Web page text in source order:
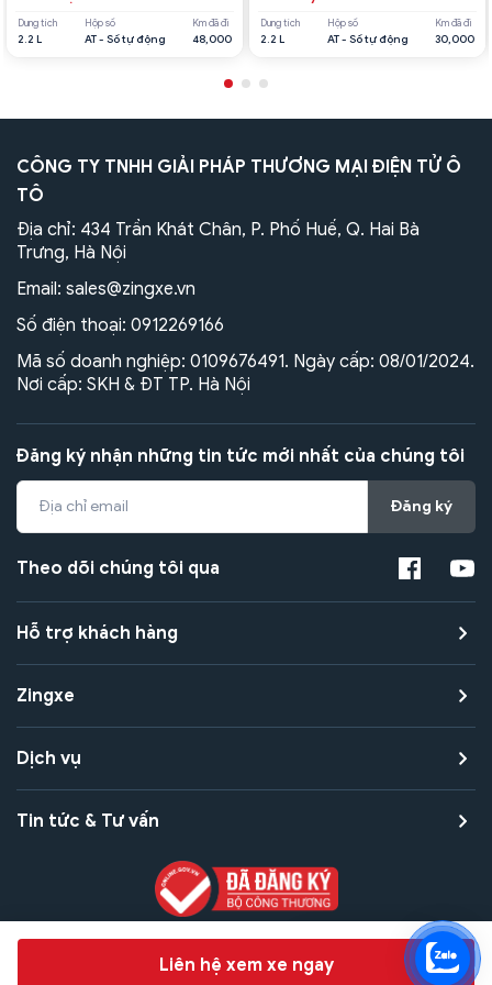
Chat hỗ trợ
Liên hệ xem xe ngay
Dung tích
2.2 L
Hộp số
AT - Số tự động
Km đã đi
48,000
Dung tích
2.2 L
Hộp số
AT - Số tự động
Km đã đi
30,000
CÔNG TY TNHH GIẢI PHÁP THƯƠNG MẠI ĐIỆN TỬ Ô
TÔ
Địa chỉ: 434 Trần Khát Chân, P. Phố Huế, Q. Hai Bà
Trưng, Hà Nội
Email: sales@zingxe.vn
Số điện thoại: 0912269166
Mã số doanh nghiệp: 0109676491. Ngày cấp: 08/01/2024.
Nơi cấp: SKH & ĐT TP. Hà Nội
Đăng ký nhận những tin tức mới nhất của chúng tôi
Đăng ký
Theo dõi chúng tôi qua
Hỗ trợ khách hàng
Zingxe
Dịch vụ
Tin tức & Tư vấn
Bảo mật quyền riêng tư
Điều khoản sử dụng